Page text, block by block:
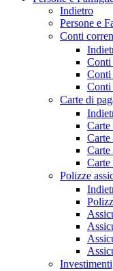
Indietro
Persone e
Conti
Conti
Conti
Conti
Carte di
Carte
Carte
Polizze